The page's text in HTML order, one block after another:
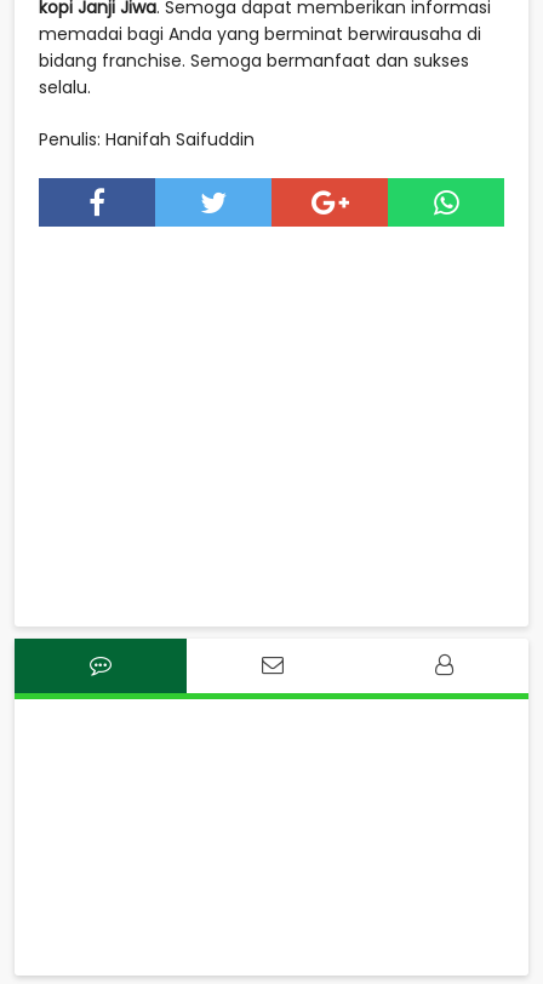
kopi Janji Jiwa. Semoga dapat memberikan informasi
memadai bagi Anda yang berminat berwirausaha di
bidang franchise. Semoga bermanfaat dan sukses
selalu.
Penulis: Hanifah Saifuddin